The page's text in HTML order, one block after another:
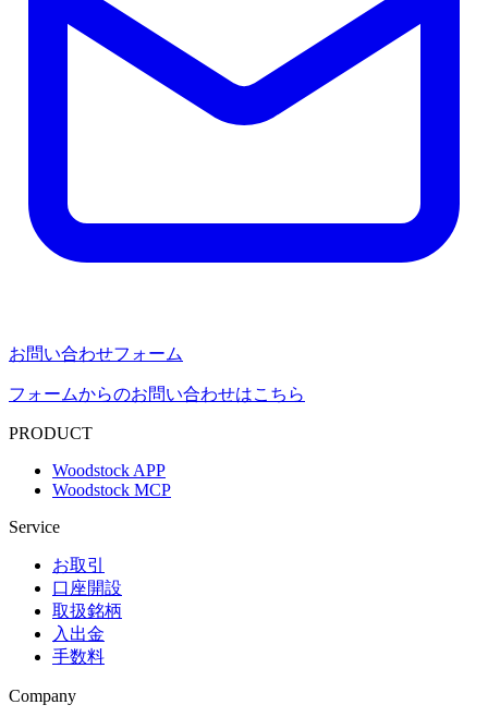
お問い合わせフォーム
フォームからのお問い合わせはこちら
PRODUCT
Woodstock APP
Woodstock MCP
Service
お取引
口座開設
取扱銘柄
入出金
手数料
Company